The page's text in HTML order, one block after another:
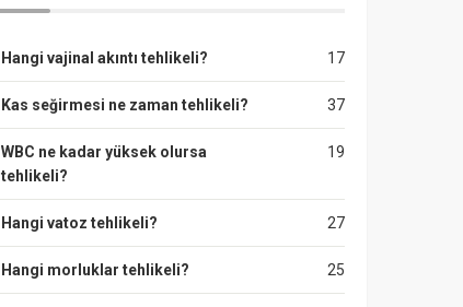
17
Hangi vajinal akıntı tehlikeli?
37
Kas seğirmesi ne zaman tehlikeli?
19
WBC ne kadar yüksek olursa
tehlikeli?
27
Hangi vatoz tehlikeli?
25
Hangi morluklar tehlikeli?